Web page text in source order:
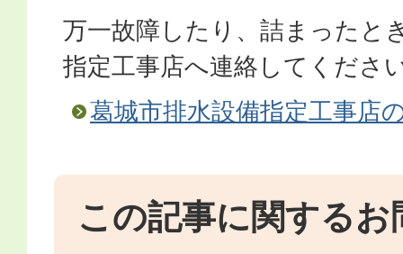
万一故障したり、詰まったと
指定工事店へ連絡してくださ
葛城市排水設備指定工事店
この記事に関するお